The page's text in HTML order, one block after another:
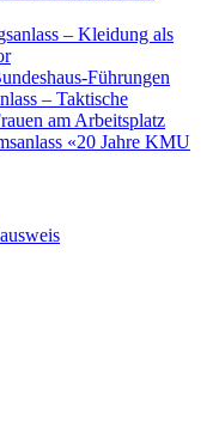
– Kleidung als
Führungen
– Taktische
am Arbeitsplatz
«20 Jahre KMU